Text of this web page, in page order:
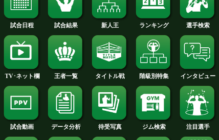
2014年
2013年
2012年